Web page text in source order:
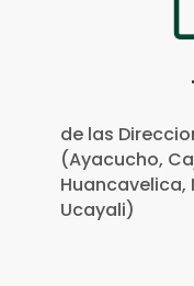
de las
(Ayacucho,
Huancavelica,
Ucayali)